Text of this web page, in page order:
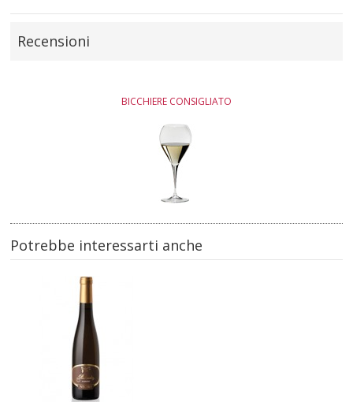
Recensioni
BICCHIERE CONSIGLIATO
Potrebbe interessarti anche